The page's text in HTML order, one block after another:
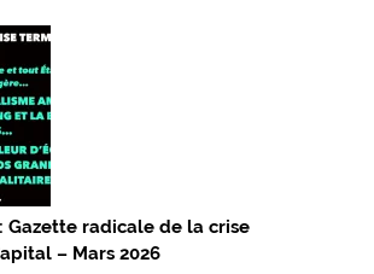
Gazette radicale de la crise
– Mars 2026